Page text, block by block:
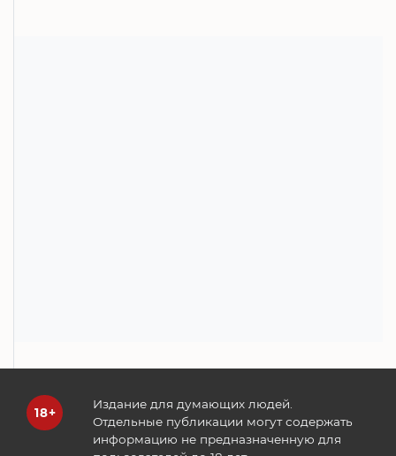
Издание для думающих людей.
Отдельные публикации могут содержать
информацию не предназначенную для